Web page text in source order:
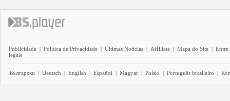
Publicidade | Política de Privacidade | Últimas Notícias | Affiliate | Mapa do Site | Entre
legais
Български | Deutsch | English | Español | Magyar | Polski | Português brasileiro |